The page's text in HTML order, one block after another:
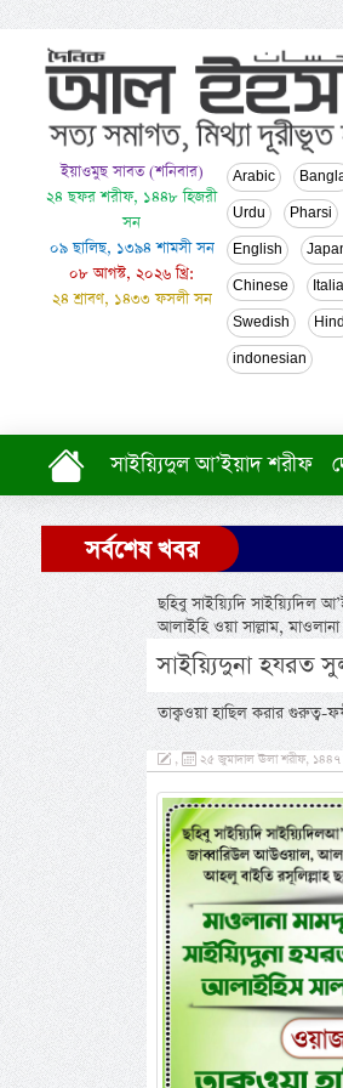
ইয়াওমুছ সাবত (শনিবার)
২৪ ছফর শরীফ, ১৪৪৮ হিজরী
সন
০৯ ছালিছ, ১৩৯৪ শামসী সন
০৮ আগস্ট, ২০২৬ খ্রি:
২৪ শ্রাবণ, ১৪৩৩ ফসলী সন
Arabic
Urdu Pharsi
English
Chinese
Swedish
indonesian
সাইয়্যিদুল আ’ইয়াদ শরীফ
সর্বশেষ খবর
ছহিবু সাইয়্যিদি
আলাইহি ওয়া সাল্লাম, মাওলানা
সাইয়্যিদুনা হযরত
তাক্বওয়া হাছিল করার
, ২৫ জুমাদাল ঊলা শরীফ, ১৪৪৭